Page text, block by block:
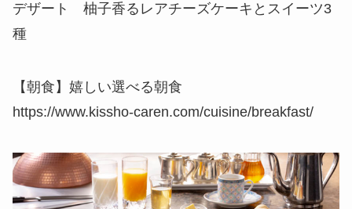
デザート 柚子香るレアチーズケーキとスイーツ3
種
【朝食】嬉しい選べる朝食
https://www.kissho-caren.com/cuisine/breakfast/